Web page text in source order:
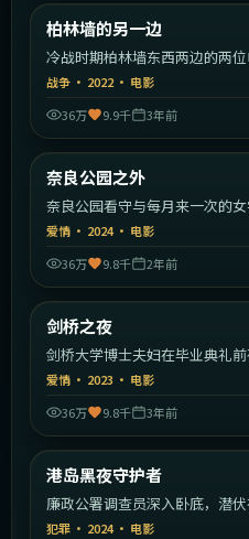
热门
柏林墙的另一边
冷战时期柏林墙东西两边的两
年。
战争 · 2022· 电影
36万
9.9千 3年前
热门
奈良公园之外
奈良公园看守与每月来一次的
话。
爱情 · 2024· 电影
36万
9.8千 2年前
热门
剑桥之夜
剑桥大学博士夫妇在毕业典礼
姻。
爱情 · 2023 · 电影
36万
9.8千 3年前
热门
港岛黑夜守护者
廉政公署调查员深入卧底，潜
犯罪 · 2024· 电影